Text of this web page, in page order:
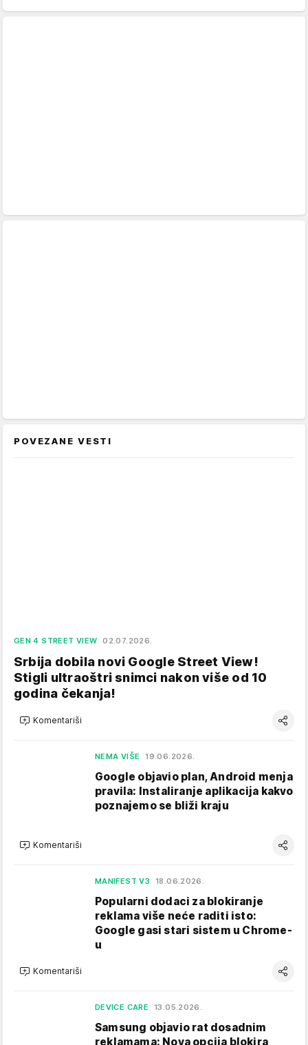
POVEZANE VESTI
GEN 4 STREET VIEW 02.07.2026.
Srbija dobila novi Google Street View!
Stigli ultraoštri snimci nakon više od 10
godina čekanja!
Komentariši
NEMA VIŠE 19.06.2026.
Google objavio plan, Android menja
pravila: Instaliranje aplikacija kakvo
poznajemo se bliži kraju
Komentariši
MANIFEST V3 18.06.2026.
Popularni dodaci za blokiranje
reklama više neće raditi isto:
Google gasi stari sistem u Chrome-
u
Komentariši
DEVICE CARE 13.05.2026.
Samsung objavio rat dosadnim
reklamama: Nova opcija blokira